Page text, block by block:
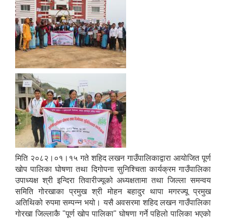
मिति २०८२।०१।१५ गते शहिद लखन गाउँपालिकाद्वारा आयोजित पूर्ण
खोप पालिका घोषणा तथा दिगोपना सुनिश्चिता कार्यक्रम गाउँपालिका
उपाध्यक्ष श्री इन्दिरा तिवारीज्यूको अध्यक्षतामा तथा जिल्ला समन्वय
समिति गोरखाका प्रमुख श्री मोहन बहादुर थापा मगरज्यू प्रमुख
अतिथिको रुपमा सम्पन्न भयो। यसै अवसरमा शहिद लखन गाउँपालिका
गोरखा जिल्लाकै "पूर्ण खोप पालिका" घोषणा गर्ने पहिलो पालिका भएको